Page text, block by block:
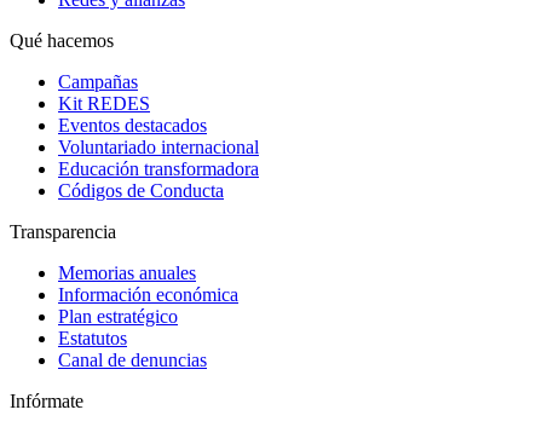
Qué hacemos
Campañas
Kit REDES
Eventos destacados
Voluntariado internacional
Educación transformadora
Códigos de Conducta
Transparencia
Memorias anuales
Información económica
Plan estratégico
Estatutos
Canal de denuncias
Infórmate